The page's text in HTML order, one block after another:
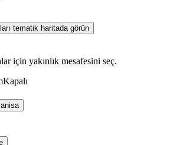
tematik haritada görün
için yakınlık mesafesini seç.
Kapalı